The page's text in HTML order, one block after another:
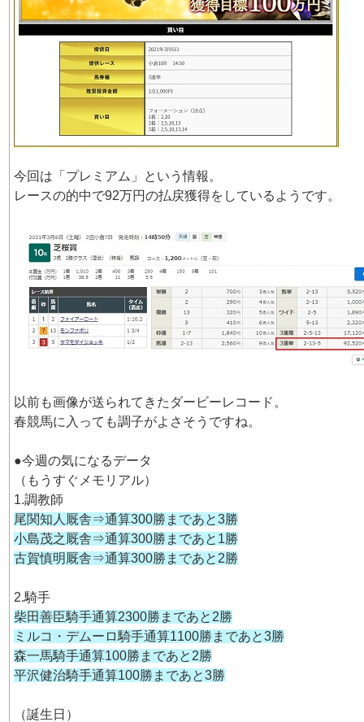
今回は「プレミアム」という情報。
レースの的中で92万円の払戻獲得をしているようです。
以前も画像が送られてきたダービーレコード。
春競馬に入っても調子がよさそうですね。
●今週の気になるデータ
（もうすぐメモリアル）
1.調教師
尾関知人厩舎⇒通算300勝まであと3勝
小島茂之厩舎⇒通算300勝まであと1勝
古賀慎明厩舎⇒通算300勝まであと2勝
2.騎手
柴田善臣騎手通算2300勝まであと2勝
ミルコ・デムーロ騎手通算1100勝まであと3勝
森一馬騎手通算100勝まであと2勝
平沢健治騎手通算100勝まであと3勝
（誕生日）